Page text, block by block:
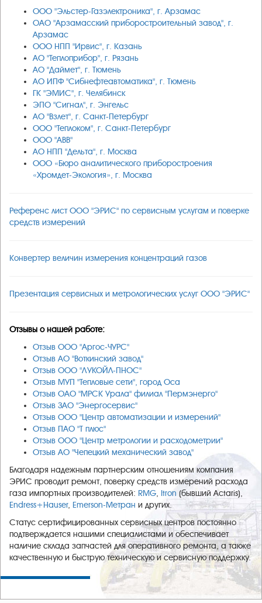
ООО "Эльстер-Газэлектроника", г. Арзамас
ОАО "Арзамасский приборостроительный завод", г.
Арзамас
ООО НПП "Ирвис", г. Казань
АО "Теплоприбор", г. Рязань
АО "Даймет", г. Тюмень
АО ИПФ "Сибнефтеавтоматика", г. Тюмень
ГК "ЭМИС", г. Челябинск
ЭПО "Сигнал", г. Энгельс
АО "Взлет", г. Санкт-Петербург
ООО "Теплоком", г. Санкт-Петербург
ООО "АВВ"
АО НПП "Дельта", г. Москва
ООО «Бюро аналитического приборостроения
«Хромдет-Экология», г. Москва
Референс лист ООО "ЭРИС" по сервисным услугам и поверке
средств измерений
Конвертер величин измерения концентраций газов
Презентация сервисных и метрологических услуг ООО "ЭРИС"
Отзывы о нашей работе:
Отзыв ООО "Аргос-ЧУРС"
Отзыв АО "Воткинский завод"
Отзыв ООО "ЛУКОЙЛ-ПНОС"
Отзыв МУП "Тепловые сети", город Оса
Отзыв ОАО "МРСК Урала" филиал "Пермэнерго"
Отзыв ЗАО "Энергосервис"
Отзыв ООО "Центр автоматизации и измерений"
Отзыв ПАО "Т плюс"
Отзыв ООО "Центр метрологии и расходометрии"
Отзыв АО "Чепецкий механический завод"
Благодаря надежным партнерским отношениям компания
ЭРИС проводит ремонт, поверку средств измерений расхода
газа импортных производителей: RMG, Itron (бывший Actaris),
Endress+Hauser, Emerson-Метран и других.
Статус сертифицированных сервисных центров постоянно
подтверждается нашими специалистами и обеспечивает
наличие склада запчастей для оперативного ремонта, а также
качественную и быструю техническую и сервисную поддержку.